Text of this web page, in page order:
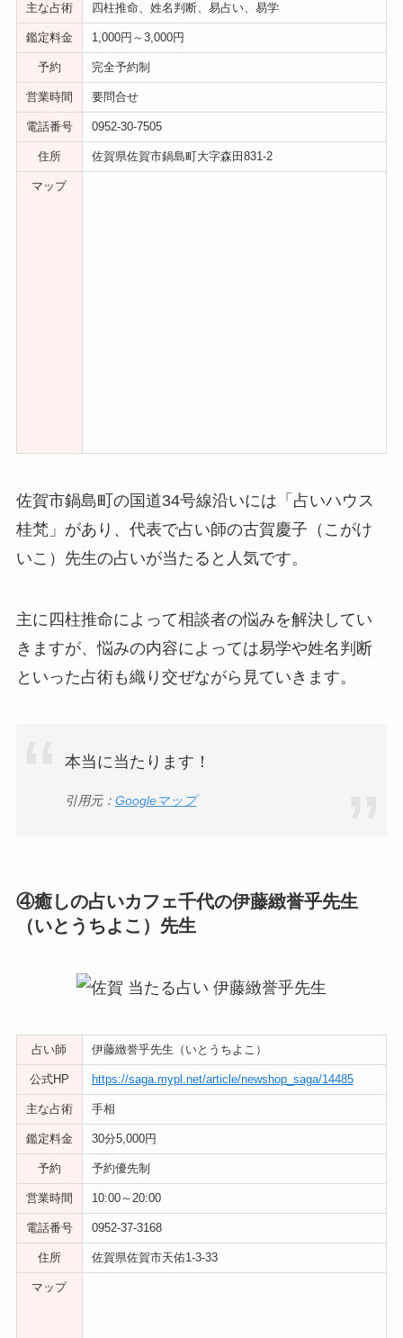
主な占術 四柱推命、姓名判断、易占い、易学
鑑定料金 1,000円～3,000円
予約 完全予約制
営業時間 要問合せ
電話番号 0952-30-7505
住所 佐賀県佐賀市鍋島町大字森田831-2
マップ
佐賀市鍋島町の国道34号線沿いには「占いハウス
桂梵」があり、代表で占い師の古賀慶子（こがけ
いこ）先生の占いが当たると人気です。
主に四柱推命によって相談者の悩みを解決してい
きますが、悩みの内容によっては易学や姓名判断
といった占術も織り交ぜながら見ていきます。
本当に当たります！
引用元： Googleマップ
④癒しの占いカフェ千代の伊藤緻誉乎先生
（いとうちよこ）先生
占い師 伊藤緻誉乎先生（いとうちよこ）
公式HP https://saga.mypl.net/article/newshop_saga/14485
主な占術 手相
鑑定料金 30分5,000円
予約 予約優先制
営業時間 10:00～20:00
電話番号 0952-37-3168
住所 佐賀県佐賀市天佑1-3-33
マップ